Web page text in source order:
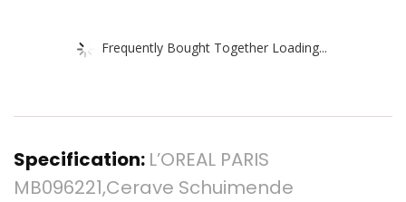
Frequently Bought Together Loading...
Specification: L’OREAL PARIS
MB096221,Cerave Schuimende